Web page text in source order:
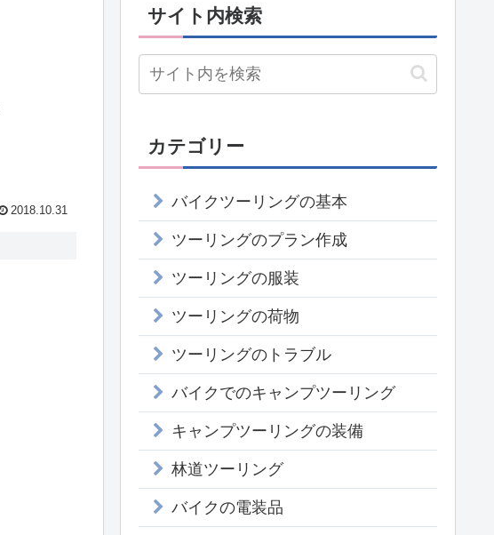
2018.10.31
サイト内検索
カテゴリー
バイクツーリングの基本
ツーリングのプラン作成
ツーリングの服装
ツーリングの荷物
ツーリングのトラブル
バイクでのキャンプツーリング
キャンプツーリングの装備
林道ツーリング
バイクの電装品